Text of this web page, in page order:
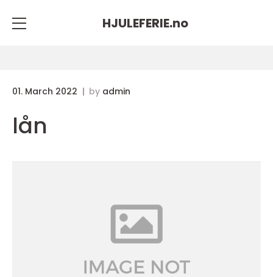
HJULEFERIE.no
01. March 2022 by admin
lån